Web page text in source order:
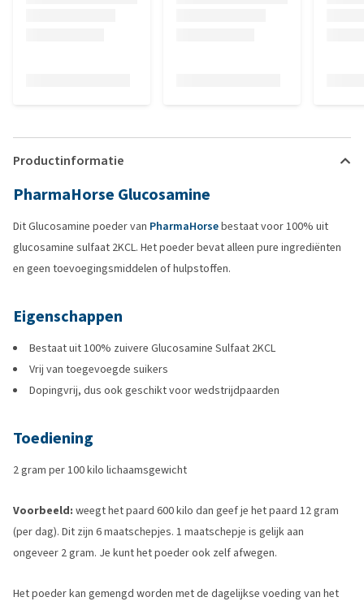
Productinformatie
PharmaHorse Glucosamine
Dit Glucosamine poeder van PharmaHorsebestaat voor 100% uit
glucosamine sulfaat 2KCL. Het poeder bevat alleen pure ingrediënten
en geen toevoegingsmiddelen of hulpstoffen.
Eigenschappen
Bestaat uit 100% zuivere Glucosamine Sulfaat 2KCL
Vrij van toegevoegde suikers
Dopingvrij, dus ook geschikt voor wedstrijdpaarden
Toediening
2 gram per 100 kilo lichaamsgewicht
Voorbeeld: weegt het paard 600 kilo dan geef je het paard 12 gram
(per dag). Dit zijn 6 maatschepjes. 1 maatschepje is gelijk aan
ongeveer 2 gram. Je kunt het poeder ook zelf afwegen.
Het poeder kan gemengd worden met de dagelijkse voeding van het